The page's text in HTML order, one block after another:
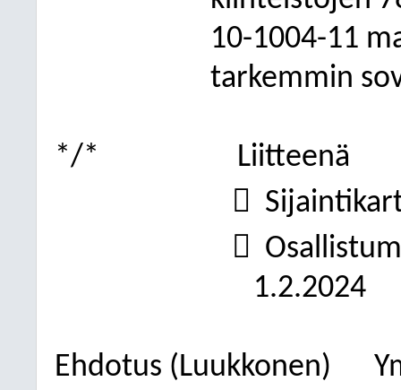
10-1004-11
tarkemmin
*/* Liitteenä


1.2.2024
Ehdotus (Luukkonen)